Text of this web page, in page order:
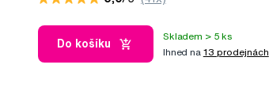
Do košíku
Skladem > 5 ks
Ihned na 13 prodejnách